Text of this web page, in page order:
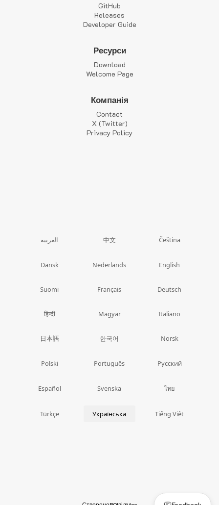
GitHub
Releases
Developer Guide
Ресурси
Download
Welcome Page
Компанія
Contact
X (Twitter)
Privacy Policy
العربية 中文 Čeština
Dansk Nederlands English
Suomi Français Deutsch
हिन्दी Magyar Italiano
日本語 한국어 Norsk
Polski Português Русский
Español Svenska ไทย
Türkçe Українська Tiếng Việt